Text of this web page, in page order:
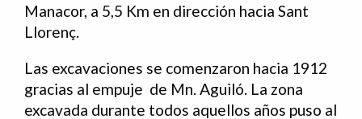
Manacor, a 5,5 Km en dirección hacia Sant
Llorenç.
Las excavaciones se comenzaron hacia 1912
gracias al empuje de Mn. Aguiló. La zona
excavada durante todos aquellos años puso al